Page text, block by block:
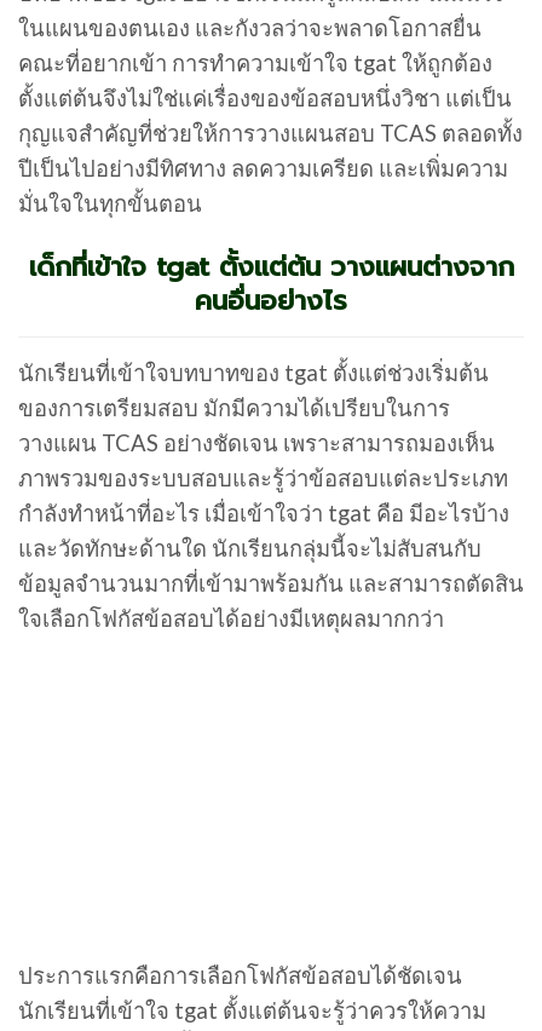
ในแผนของตนเอง และกังวลว่าจะพลาดโอกาสยื่น
คณะที่อยากเข้า การทำความเข้าใจ tgat ให้ถูกต้อง
ตั้งแต่ต้นจึงไม่ใช่แค่เรื่องของข้อสอบหนึ่งวิชา แต่เป็น
กุญแจสำคัญที่ช่วยให้การวางแผนสอบ TCAS ตลอดทั้ง
ปีเป็นไปอย่างมีทิศทาง ลดความเครียด และเพิ่มความ
มั่นใจในทุกขั้นตอน
เด็กที่เข้าใจ tgat ตั้งแต่ต้น วางแผนต่างจาก
คนอื่นอย่างไร
นักเรียนที่เข้าใจบทบาทของ tgat ตั้งแต่ช่วงเริ่มต้น
ของการเตรียมสอบ มักมีความได้เปรียบในการ
วางแผน TCAS อย่างชัดเจน เพราะสามารถมองเห็น
ภาพรวมของระบบสอบและรู้ว่าข้อสอบแต่ละประเภท
กำลังทำหน้าที่อะไร เมื่อเข้าใจว่า tgat คือ มีอะไรบ้าง
และวัดทักษะด้านใด นักเรียนกลุ่มนี้จะไม่สับสนกับ
ข้อมูลจำนวนมากที่เข้ามาพร้อมกัน และสามารถตัดสิน
ใจเลือกโฟกัสข้อสอบได้อย่างมีเหตุผลมากกว่า
ประการแรกคือการเลือกโฟกัสข้อสอบได้ชัดเจน
นักเรียนที่เข้าใจ tgat ตั้งแต่ต้นจะรู้ว่าควรให้ความ